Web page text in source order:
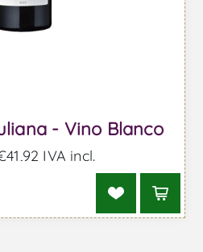
- Vino Blanco
IVA incl.